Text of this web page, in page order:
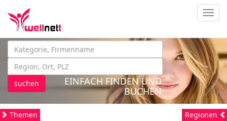
suchen
EINFACH FINDEN UND
BUCHEN
Themen
Regionen